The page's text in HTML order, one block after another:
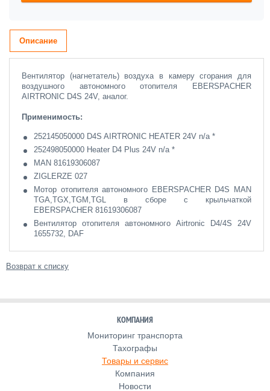
Описание
Вентилятор (нагнетатель) воздуха в камеру сгорания для
воздушного автономного отопителя EBERSPACHER
AIRTRONIC D4S 24V, аналог.
Применимость:
252145050000 D4S AIRTRONIC HEATER 24V n/a *
252498050000 Heater D4 Plus 24V n/a *
MAN 81619306087
ZIGLERZE 027
Мотор отопителя автономного EBERSPACHER D4S MAN
TGA,TGX,TGM,TGL в сборе с крыльчаткой
EBERSPACHER 81619306087
Вентилятор отопителя автономного Airtronic D4/4S 24V
1655732, DAF
Возврат к списку
КОМПАНИЯ
Мониторинг транспорта
Тахографы
Товары и сервис
Компания
Новости